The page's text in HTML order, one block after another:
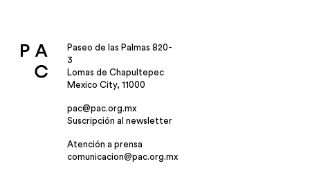
Paseo de las Palmas 820-
3
Lomas de Chapultepec
Mexico City, 11000
pac@pac.org.mx
Suscripción al newsletter
Atención a prensa
comunicacion@pac.org.mx